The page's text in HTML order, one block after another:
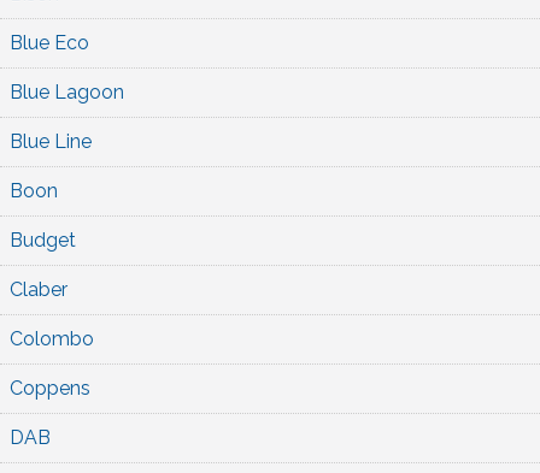
Blue Eco
Blue Lagoon
Blue Line
Boon
Budget
Claber
Colombo
Coppens
DAB